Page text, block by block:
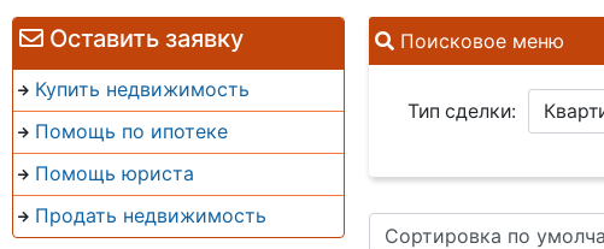
Оставить заявку
Купить недвижимость
Помощь по ипотеке
Помощь юриста
Продать недвижимость
Поисковое меню
Тип сделки:
Сортировка по